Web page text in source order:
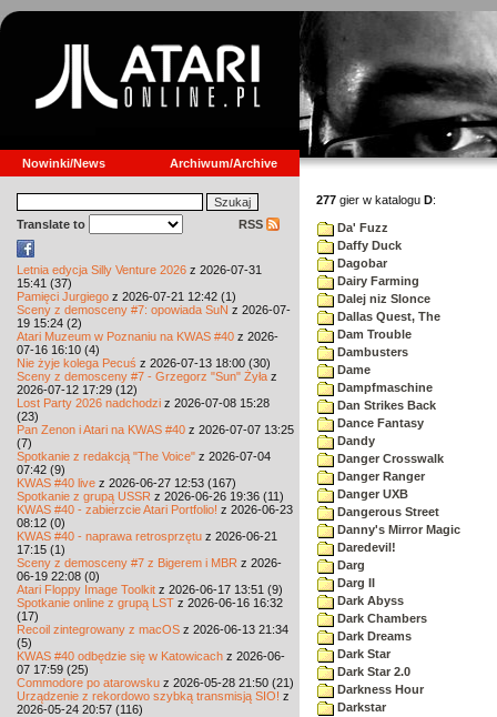
Nowinki/News Archiwum/Archive
Translate to RSS
Letnia edycja Silly Venture 2026 z 2026-07-31
15:41 (37)
Pamięci Jurgiego z 2026-07-21 12:42 (1)
Sceny z demosceny #7: opowiada SuN z 2026-07-
19 15:24 (2)
Atari Muzeum w Poznaniu na KWAS #40 z 2026-
07-16 16:10 (4)
Nie żyje kolega Pecuś z 2026-07-13 18:00 (30)
Sceny z demosceny #7 - Grzegorz "Sun" Żyła z
2026-07-12 17:29 (12)
Lost Party 2026 nadchodzi z 2026-07-08 15:28
(23)
Pan Zenon i Atari na KWAS #40 z 2026-07-07 13:25
(7)
Spotkanie z redakcją "The Voice" z 2026-07-04
07:42 (9)
KWAS #40 live z 2026-06-27 12:53 (167)
Spotkanie z grupą USSR z 2026-06-26 19:36 (11)
KWAS #40 - zabierzcie Atari Portfolio! z 2026-06-23
08:12 (0)
KWAS #40 - naprawa retrosprzętu z 2026-06-21
17:15 (1)
Sceny z demosceny #7 z Bigerem i MBR z 2026-
06-19 22:08 (0)
Atari Floppy Image Toolkit z 2026-06-17 13:51 (9)
Spotkanie online z grupą LST z 2026-06-16 16:32
(17)
Recoil zintegrowany z macOS z 2026-06-13 21:34
(5)
KWAS #40 odbędzie się w Katowicach z 2026-06-
07 17:59 (25)
Commodore po atarowsku z 2026-05-28 21:50 (21)
Urządzenie z rekordowo szybką transmisją SIO! z
2026-05-24 20:57 (116)
277 gier w katalogu D:
Da' Fuzz
Daffy Duck
Dagobar
Dairy Farming
Dalej niz Slonce
Dallas Quest, The
Dam Trouble
Dambusters
Dame
Dampfmaschine
Dan Strikes Back
Dance Fantasy
Dandy
Danger Crosswalk
Danger Ranger
Danger UXB
Dangerous Street
Danny's Mirror Magic
Daredevil!
Darg
Darg II
Dark Abyss
Dark Chambers
Dark Dreams
Dark Star
Dark Star 2.0
Darkness Hour
Darkstar